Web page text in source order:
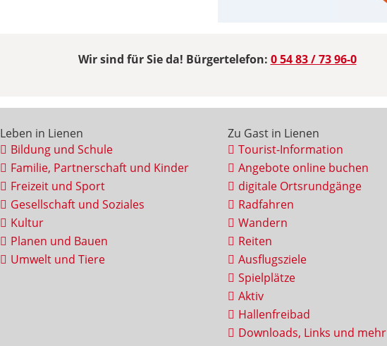
Wir sind für Sie da! Bürgertelefon: 0 54 83 / 73 96-0
Leben in Lienen
Bildung und Schule
Familie, Partnerschaft und Kinder
Freizeit und Sport
Gesellschaft und Soziales
Kultur
Planen und Bauen
Umwelt und Tiere
Zu Gast in Lienen
Tourist-Information
Angebote online buchen
digitale Ortsrundgänge
Radfahren
Wandern
Reiten
Ausflugsziele
Spielplätze
Aktiv
Hallenfreibad
Downloads, Links und mehr